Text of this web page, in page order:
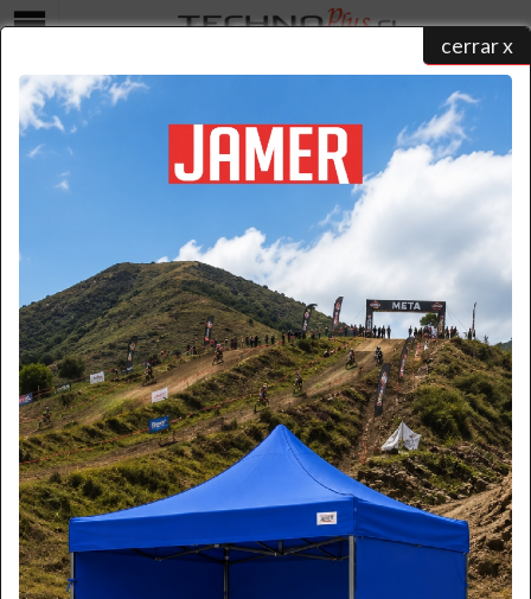
cerrar x
TABURETE FIBRA DE VIDRIO 3 PELDAÑOS
home /catálogo de productos/escaleras fibra de vidrio/taburetes/ taburete fibra de vidrio 3
peldaños